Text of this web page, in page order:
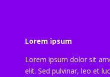
Lorem ipsum
Lorem ipsum dolor sit
elit. Sed pulvinar, leo et